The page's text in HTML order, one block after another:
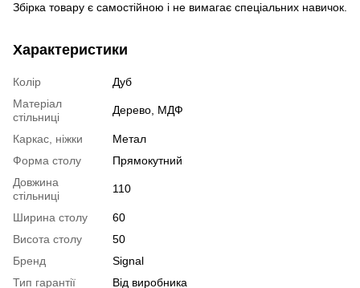
Збірка товару є самостійною і не вимагає спеціальних навичок.
Характеристики
Колір
Дуб
Матеріал
стільниці
Дерево, МДФ
Каркас, ніжки
Метал
Форма столу
Прямокутний
Довжина
стільниці
110
Ширина столу
60
Висота столу
50
Бренд
Signal
Тип гарантії
Від виробника